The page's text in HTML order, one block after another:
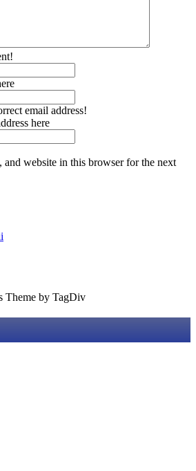
email address!
here
and website in this browser for the next
Theme by TagDiv